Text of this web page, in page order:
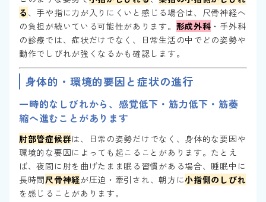
る 、手や指に力が入りにくいと感じる場合は、尺骨神経へ
の負担が続いている可能性があります。 形成外科 ・手外科
の診療では、症状だけでなく、日常生活の中でどの姿勢や
動作でしびれが強くなるかも確認します。
身体的・環境的要因と症状の進行
一時的なしびれから、感覚低下・筋力低下・筋萎
縮へ進むことがあります
肘部管症候群は、日常の姿勢だけでなく、身体的な要因や
環境的な要因によっても起こることがあります。たとえ
ば、夜間に肘を曲げたまま眠る習慣がある場合、睡眠中に
長時間尺骨神経が圧迫・牽引され、朝方に小指側のしびれ
を感じることがあります。